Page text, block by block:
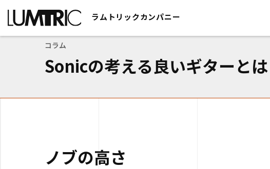
ラムトリックカンパニー
ラムトリックカンパニー > Sonicの考える良いギターとは?
コラム
Sonicの考える良いギターとは
ノブの高さ